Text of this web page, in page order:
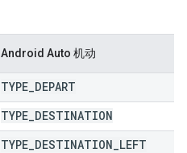
Android Auto 机动
TYPE DEPART
TYPE DESTINATION
TYPE DESTINATION LEFT